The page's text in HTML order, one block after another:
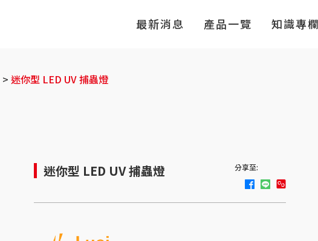
最新消息 產品一覽 知識專欄
迷你型 LED UV 捕蟲燈
迷你型 LED UV 捕蟲燈 分享至: